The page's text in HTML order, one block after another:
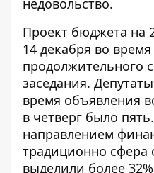
недовольство.
Проект бюджета на
14 декабря во
продолжительного
заседания.
время объявления
в четверг было
направлением
традиционно сфера
выделили более